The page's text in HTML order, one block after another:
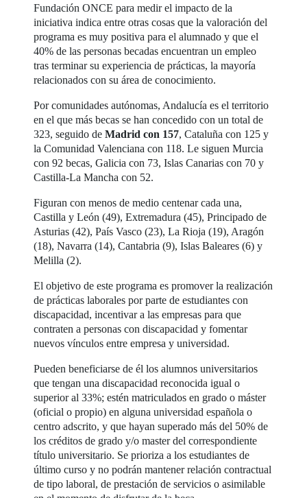
Fundación ONCE para medir el impacto de la
iniciativa indica entre otras cosas que la valoración del
programa es muy positiva para el alumnado y que el
40% de las personas becadas encuentran un empleo
tras terminar su experiencia de prácticas, la mayoría
relacionados con su área de conocimiento.
Por comunidades autónomas, Andalucía es el territorio
en el que más becas se han concedido con un total de
323, seguido deMadrid con 157, Cataluña con 125 y
la Comunidad Valenciana con 118. Le siguen Murcia
con 92 becas, Galicia con 73, Islas Canarias con 70 y
Castilla-La Mancha con 52.
Figuran con menos de medio centenar cada una,
Castilla y León (49), Extremadura (45), Principado de
Asturias (42), País Vasco (23), La Rioja (19), Aragón
(18), Navarra (14), Cantabria (9), Islas Baleares (6) y
Melilla (2).
El objetivo de este programa es promover la realización
de prácticas laborales por parte de estudiantes con
discapacidad, incentivar a las empresas para que
contraten a personas con discapacidad y fomentar
nuevos vínculos entre empresa y universidad.
Pueden beneficiarse de él los alumnos universitarios
que tengan una discapacidad reconocida igual o
superior al 33%; estén matriculados en grado o máster
(oficial o propio) en alguna universidad española o
centro adscrito, y que hayan superado más del 50% de
los créditos de grado y/o master del correspondiente
título universitario. Se prioriza a los estudiantes de
último curso y no podrán mantener relación contractual
de tipo laboral, de prestación de servicios o asimilable